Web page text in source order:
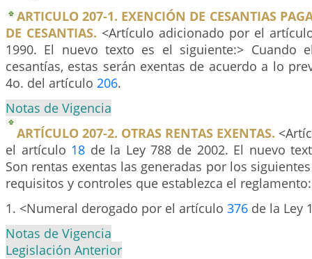
ARTICULO 207-1. EXENCIÓN DE CESANTIAS
DE CESANTIAS. <Artículo adicionado por el
1990. El nuevo texto es el siguiente:> Cuando
cesantías, estas serán exentas de acuerdo a lo
4o. del artículo 206.
Notas de Vigencia
ARTÍCULO 207-2. OTRAS RENTAS EXENTAS.
el artículo 18 de la Ley 788 de 2002. El nuevo
Son rentas exentas las generadas por los
requisitos y controles que establezca el reglamento:
1. <Numeral derogado por el artículo 376 de la Ley
Notas de Vigencia
Legislación Anterior